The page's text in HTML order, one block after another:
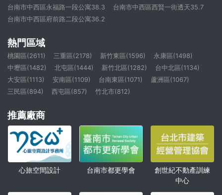
台南市中西區永福路一段公寓38.3
台南市中西區西賢一街透天35.7
台南市中西區府前路二段公寓36.2
熱門區域
桃園區(2611) 三重區(2178) 新竹東區(1596)
永康區(1498)
中壢區(1482)
北屯區(1444) 新竹北區(1282)
台中北區(1134)
大安區(1113)
安南區(1109) 台南東區(1071)
蘆洲區(1067)
三民區(894)
西屯區(857) 竹北市(812)
推薦廠商
心旅空間設計 台南市都更學會
創世紀不動產訓練
中心